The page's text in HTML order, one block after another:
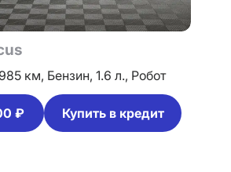
км, Бензин, 1.6 л., Робот
₽ Купить в кредит